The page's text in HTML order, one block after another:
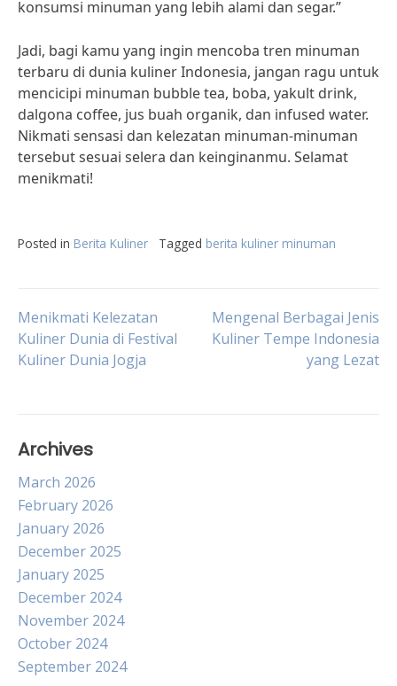
konsumsi minuman yang lebih alami dan segar.”
Jadi, bagi kamu yang ingin mencoba tren minuman
terbaru di dunia kuliner Indonesia, jangan ragu untuk
mencicipi minuman bubble tea, boba, yakult drink,
dalgona coffee, jus buah organik, dan infused water.
Nikmati sensasi dan kelezatan minuman-minuman
tersebut sesuai selera dan keinginanmu. Selamat
menikmati!
Posted in Berita Kuliner Tagged berita kuliner minuman
Post
navigation
Menikmati Kelezatan
Kuliner Dunia di Festival
Kuliner Dunia Jogja
Mengenal Berbagai Jenis
Kuliner Tempe Indonesia
yang Lezat
Archives
March 2026
February 2026
January 2026
December 2025
January 2025
December 2024
November 2024
October 2024
September 2024